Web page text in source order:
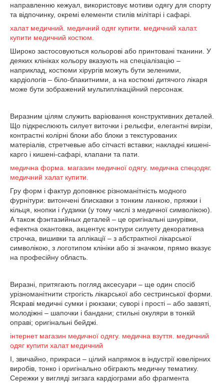
направленню кежуал, використовує мотиви одягу для спорту
та відпочинку, окремі елементи стилів мілітарі і сафарі.
халат медичний
медичний одяг купити медичний халат.
купити медичний костюм.
Широко застосовуються кольорові або принтовані тканини. У
деяких клініках кольору вказують на спеціалізацію –
наприклад, костюми хірургів можуть бути зеленими,
кардіологів – біло-блакитними, а на костюмі дитячого лікаря
може бути зображений мультиплікаційний персонаж.
Виразним цілям служить варіювання конструктивних деталей.
Що підкреслюють силует виточки і рельєфи, елегантні вирізи,
контрастні колірні блоки або блоки з текстурованих
матеріалів, стретчевые або сітчасті вставки; накладні кишені-
карго і кишені-сафарі, клапани та пати.
медична форма. магазин медичної одягу. медична спецодяг.
медичний халат купити.
Гру форм і фактур доповнює різноманітність модного
фурнітури: витончені блискавки з тонким ланкою, пряжки і
кільця, кнопки і ґудзики (у тому числі з медичної символікою).
А також фэнтазийных деталей – це оригінальні шнурівки,
ефектна окантовка, акцентує контури силуету декоративна
строчка, вишивки та аплікації – з абстрактної лікарської
символікою, з логотипом клініки або зі значком, прямо вказує
на професійну область.
Виразні, притягають погляд аксесуари – ще один спосіб
урізноманітнити строгість лікарської або сестринської форми.
Яскраві медичні сумки і рюкзаки; суворі і прості – або завзяті,
молодіжні – шапочки і бандани; стильні окуляри в тонкій
оправі; оригінальні бейджі.
інтернет магазин медичної одягу. медична взуття.
медичний
одяг купити халат медичний
І, звичайно, прикраси – цілий напрямок в індустрії ювелірних
виробів, тонко і оригінально обіграють медичну тематику.
Сережки у вигляді зигзага кардіограми або фрагмента